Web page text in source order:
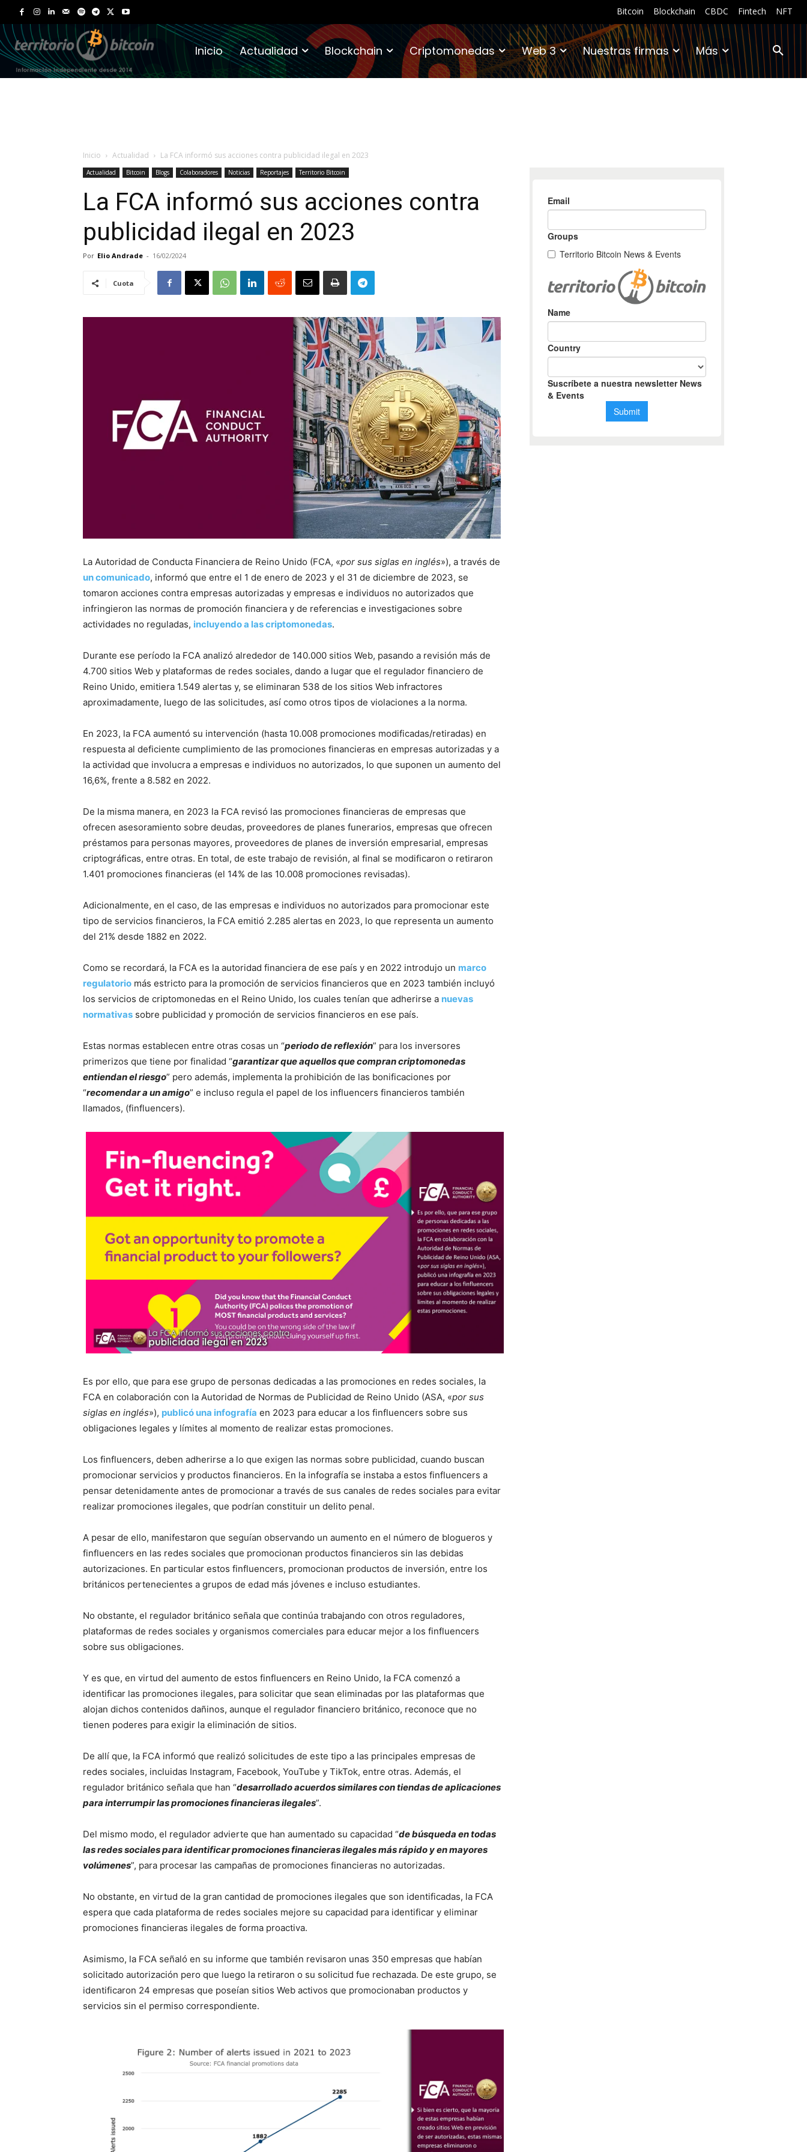
Bitcoin Blockchain CBDC Fintech NFT
Inicio Actualidad Blockchain Criptomonedas Web 3 Nuestras firmas Más
Inicio Actualidad La FCA informó sus acciones contra publicidad ilegal en 2023
Actualidad Bitcoin Blogs Colaboradores Noticias Reportajes Territorio Bitcoin
La FCA informó sus acciones contra
publicidad ilegal en 2023
Por Elio Andrade - 16/02/2024
Cuota
La Autoridad de Conducta Financiera de Reino Unido (FCA, «por sus siglas en inglés»), a través de
un comunicado, informó que entre el 1 de enero de 2023 y el 31 de diciembre de 2023, se
tomaron acciones contra empresas autorizadas y empresas e individuos no autorizados que
infringieron las normas de promoción financiera y de referencias e investigaciones sobre
actividades no reguladas, incluyendo a las criptomonedas.
Durante ese período la FCA analizó alrededor de 140.000 sitios Web, pasando a revisión más de
4.700 sitios Web y plataformas de redes sociales, dando a lugar que el regulador financiero de
Reino Unido, emitiera 1.549 alertas y, se eliminaran 538 de los sitios Web infractores
aproximadamente, luego de las solicitudes, así como otros tipos de violaciones a la norma.
En 2023, la FCA aumentó su intervención (hasta 10.008 promociones modificadas/retiradas) en
respuesta al deficiente cumplimiento de las promociones financieras en empresas autorizadas y a
la actividad que involucra a empresas e individuos no autorizados, lo que suponen un aumento del
16,6%, frente a 8.582 en 2022.
De la misma manera, en 2023 la FCA revisó las promociones financieras de empresas que
ofrecen asesoramiento sobre deudas, proveedores de planes funerarios, empresas que ofrecen
préstamos para personas mayores, proveedores de planes de inversión empresarial, empresas
criptográficas, entre otras. En total, de este trabajo de revisión, al final se modificaron o retiraron
1.401 promociones financieras (el 14% de las 10.008 promociones revisadas).
Adicionalmente, en el caso, de las empresas e individuos no autorizados para promocionar este
tipo de servicios financieros, la FCA emitió 2.285 alertas en 2023, lo que representa un aumento
del 21% desde 1882 en 2022.
Como se recordará, la FCA es la autoridad financiera de ese país y en 2022 introdujo un marco
regulatorio más estricto para la promoción de servicios financieros que en 2023 también incluyó
los servicios de criptomonedas en el Reino Unido, los cuales tenían que adherirse a nuevas
normativas sobre publicidad y promoción de servicios financieros en ese país.
Estas normas establecen entre otras cosas un “periodo de reflexión” para los inversores
primerizos que tiene por finalidad “garantizar que aquellos que compran criptomonedas
entiendan el riesgo” pero además, implementa la prohibición de las bonificaciones por
“recomendar a un amigo” e incluso regula el papel de los influencers financieros también
llamados, (finfluencers).
Es por ello, que para ese grupo de personas dedicadas a las promociones en redes sociales, la
FCA en colaboración con la Autoridad de Normas de Publicidad de Reino Unido (ASA, «por sus
siglas en inglés»), publicó una infografía en 2023 para educar a los finfluencers sobre sus
obligaciones legales y límites al momento de realizar estas promociones.
Los finfluencers, deben adherirse a lo que exigen las normas sobre publicidad, cuando buscan
promocionar servicios y productos financieros. En la infografía se instaba a estos finfluencers a
pensar detenidamente antes de promocionar a través de sus canales de redes sociales para evitar
realizar promociones ilegales, que podrían constituir un delito penal.
A pesar de ello, manifestaron que seguían observando un aumento en el número de blogueros y
finfluencers en las redes sociales que promocionan productos financieros sin las debidas
autorizaciones. En particular estos finfluencers, promocionan productos de inversión, entre los
británicos pertenecientes a grupos de edad más jóvenes e incluso estudiantes.
No obstante, el regulador británico señala que continúa trabajando con otros reguladores,
plataformas de redes sociales y organismos comerciales para educar mejor a los finfluencers
sobre sus obligaciones.
Y es que, en virtud del aumento de estos finfluencers en Reino Unido, la FCA comenzó a
identificar las promociones ilegales, para solicitar que sean eliminadas por las plataformas que
alojan dichos contenidos dañinos, aunque el regulador financiero británico, reconoce que no
tienen poderes para exigir la eliminación de sitios.
De allí que, la FCA informó que realizó solicitudes de este tipo a las principales empresas de
redes sociales, incluidas Instagram, Facebook, YouTube y TikTok, entre otras. Además, el
regulador británico señala que han “desarrollado acuerdos similares con tiendas de aplicaciones
para interrumpir las promociones financieras ilegales”.
Del mismo modo, el regulador advierte que han aumentado su capacidad “de búsqueda en todas
las redes sociales para identificar promociones financieras ilegales más rápido y en mayores
volúmenes”, para procesar las campañas de promociones financieras no autorizadas.
No obstante, en virtud de la gran cantidad de promociones ilegales que son identificadas, la FCA
espera que cada plataforma de redes sociales mejore su capacidad para identificar y eliminar
promociones financieras ilegales de forma proactiva.
Asimismo, la FCA señaló en su informe que también revisaron unas 350 empresas que habían
solicitado autorización pero que luego la retiraron o su solicitud fue rechazada. De este grupo, se
identificaron 24 empresas que poseían sitios Web activos que promocionaban productos y
servicios sin el permiso correspondiente.